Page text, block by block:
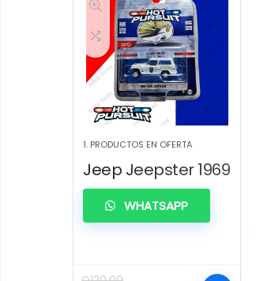
1. PRODUCTOS EN OFERTA
Jeep Jeepster 1969
WHATSAPP